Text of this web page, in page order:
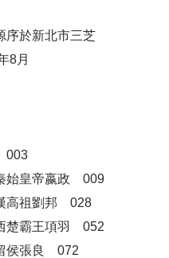
序於新北市三芝
8月
003
始皇帝嬴政 009
高祖劉邦 028
楚霸王項羽 052
侯張良 072